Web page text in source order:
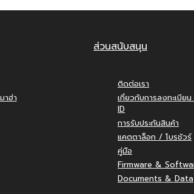
าฮ่า
ส่วนสนับสนุน
ติดต่อเรา
เกี่ยวกับการลงทะเบีย
ID
การรับประกันสินค้า
แคตตาล็อก / โบรชัวร์
คู่มือ
Firmware &
Documents & Data